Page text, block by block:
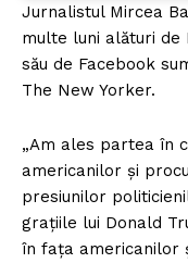
Jurnalistul Mircea
multe luni alături de
său de Facebook
The New Yorker.
„Am ales partea în
americanilor și
presiunilor
grațiile lui Donald
în fața americanilor